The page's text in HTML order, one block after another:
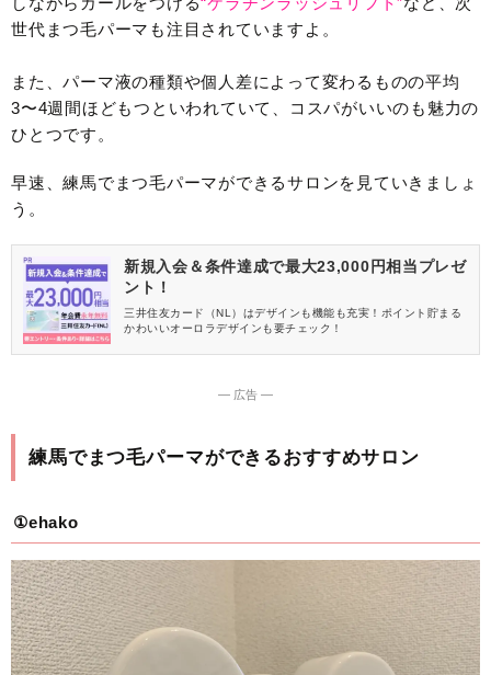
世代まつ毛パーマも注目されていますよ。
また、パーマ液の種類や個人差によって変わるものの平均
3〜4週間ほどもつといわれていて、コスパがいいのも魅力の
ひとつです。
早速、練馬でまつ毛パーマができるサロンを見ていきましょ
う。
新規入会＆条件達成で最大23,000円相当プレゼ
ント！
三井住友カード（NL）はデザインも機能も充実！ポイント貯まる
かわいいオーロラデザインも要チェック！
― 広告 ―
練馬でまつ毛パーマができるおすすめサロン
①ehako